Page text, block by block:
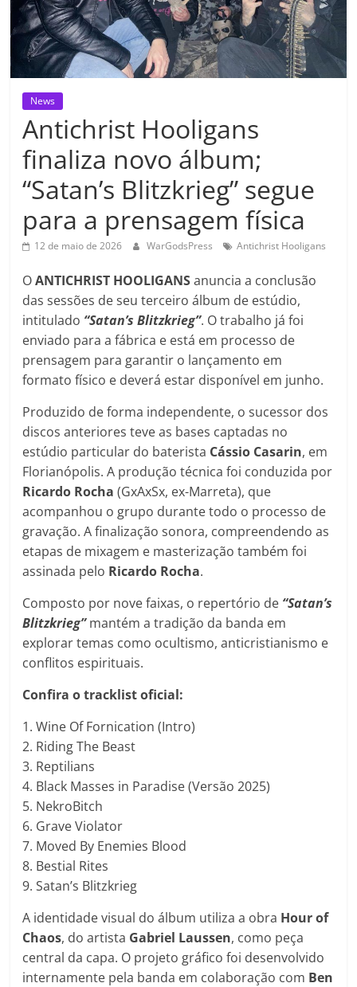
News
Antichrist Hooligans
finaliza novo álbum;
“Satan’s Blitzkrieg” segue
para a prensagem física
12 de maio de 2026 WarGodsPress Antichrist Hooligans
OANTICHRIST HOOLIGANSanuncia a conclusão
das sessões de seu terceiro álbum de estúdio,
intitulado “Satan’s Blitzkrieg”. O trabalho já foi
enviado para a fábrica e está em processo de
prensagem para garantir o lançamento em
formato físico e deverá estar disponível em junho.
Produzido de forma independente, o sucessor dos
discos anteriores teve as bases captadas no
estúdio particular do baterista Cássio Casarin, em
Florianópolis. A produção técnica foi conduzida por
Ricardo Rocha (GxAxSx, ex-Marreta), que
acompanhou o grupo durante todo o processo de
gravação. A finalização sonora, compreendendo as
etapas de mixagem e masterização também foi
assinada pelo Ricardo Rocha.
Composto por nove faixas, o repertório de “Satan’s
Blitzkrieg”mantém a tradição da banda em
explorar temas como ocultismo, anticristianismo e
conflitos espirituais.
Confira o tracklist oficial:
1. Wine Of Fornication (Intro)
2. Riding The Beast
3. Reptilians
4. Black Masses in Paradise (Versão 2025)
5. NekroBitch
6. Grave Violator
7. Moved By Enemies Blood
8. Bestial Rites
9. Satan’s Blitzkrieg
A identidade visual do álbum utiliza a obra Hour of
Chaos, do artista Gabriel Laussen, como peça
central da capa. O projeto gráfico foi desenvolvido
internamente pela banda em colaboração com Ben